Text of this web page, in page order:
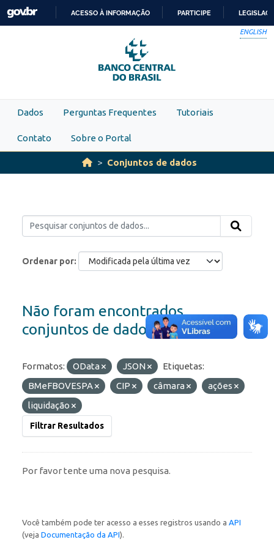
Skip to main content
PARA
O
CONTEÚDO
ACESSO À INFORMAÇÃO PARTICIPE
ENGLISH
Dados Perguntas Frequentes Tutoriais
Contato Sobre o Portal
Conjuntos de dados
Ordenar por
Não foram encontrados
conjuntos de dados
Formatos: OData JSON
Etiquetas:
BMeFBOVESPA
CIP câmara
ações
liquidação
Filtrar Resultados
Por favor tente uma nova pesquisa.
Você também pode ter acesso a esses registros usando a API
(veja Documentação da API).